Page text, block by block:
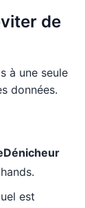
de
à une seule
données.
est